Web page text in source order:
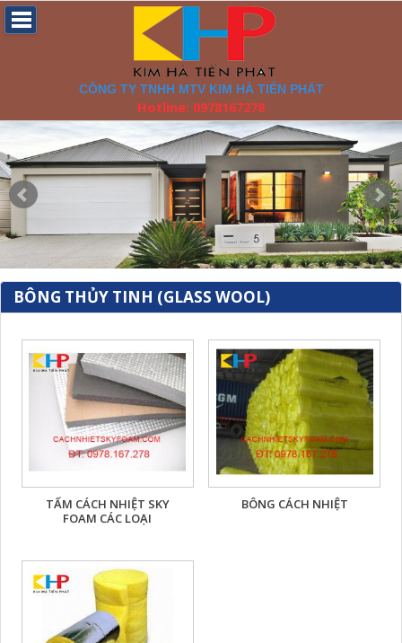
CÔNG TY TNHH MTV KIM HÀ TIẾN PHÁT
Hotline: 0978167278
BÔNG THỦY TINH (GLASS WOOL)
TẤM CÁCH NHIỆT SKY
FOAM CÁC LOẠI
BÔNG CÁCH NHIỆT